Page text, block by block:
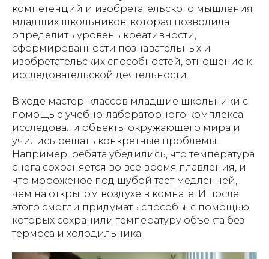
компетенций и изобретательского мышления
младших школьников, которая позволила
определить уровень креативности,
сформированности познавательных и
изобретательских способностей, отношение к
исследовательской деятельности.
В ходе мастер-классов младшие школьники с
помощью учебно-лабораторного комплекса
исследовали объекты окружающего мира и
учились решать конкретные проблемы.
Например, ребята убедились, что температура
снега сохраняется во все время плавления, и
что мороженое под шубой тает медленней,
чем на открытом воздухе в комнате. И после
этого смогли придумать способы, с помощью
которых сохранили температуру объекта без
термоса и холодильника.